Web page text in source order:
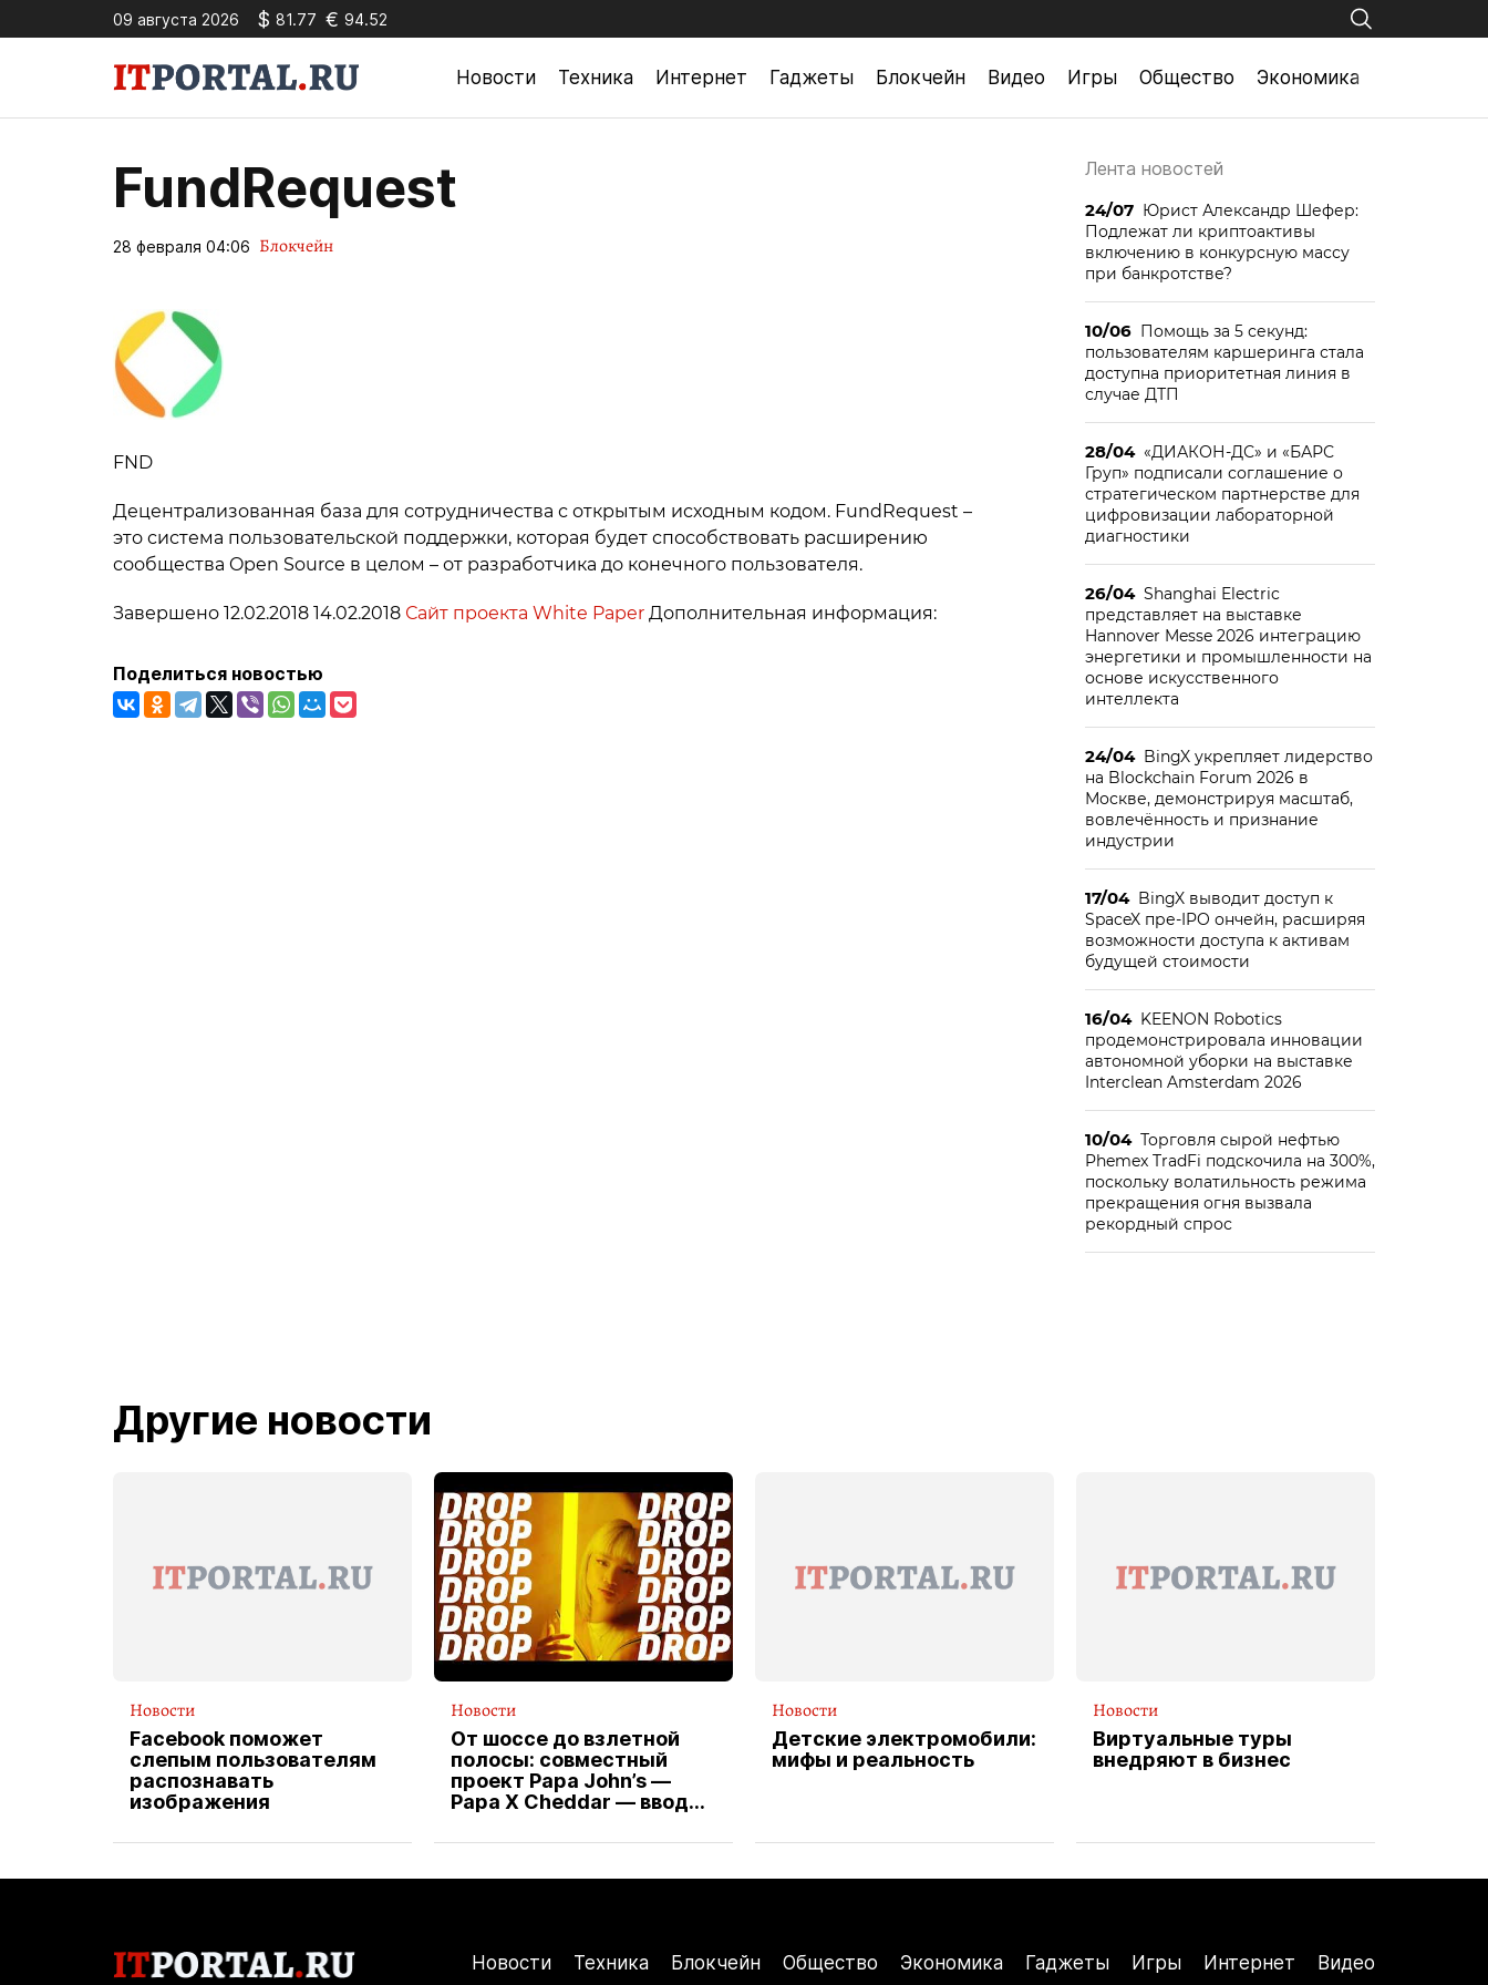
09 августа 2026 $ 81.77 € 94.52
Новости Техника Интернет Гаджеты Блокчейн Видео Игры Общество Экономика
FundRequest
28 февраля 04:06 Блокчейн
FND
Децентрализованная база для сотрудничества с открытым исходным кодом. FundRequest –
это система пользовательской поддержки, которая будет способствовать расширению
сообщества Open Source в целом – от разработчика до конечного пользователя.
Завершено 12.02.2018 14.02.2018 Сайт проекта White Paper Дополнительная информация:
Поделиться новостью
Лента новостей
24/07 Юрист Александр Шефер:
Подлежат ли криптоактивы
включению в конкурсную массу
при банкротстве?
10/06 Помощь за 5 секунд:
пользователям каршеринга стала
доступна приоритетная линия в
случае ДТП
28/04 «ДИАКОН-ДС» и «БАРС
Груп» подписали соглашение о
стратегическом партнерстве для
цифровизации лабораторной
диагностики
26/04 Shanghai Electric
представляет на выставке
Hannover Messe 2026 интеграцию
энергетики и промышленности на
основе искусственного
интеллекта
24/04 BingX укрепляет лидерство
на Blockchain Forum 2026 в
Москве, демонстрируя масштаб,
вовлечённость и признание
индустрии
17/04 BingX выводит доступ к
SpaceX пре-IPO ончейн, расширяя
возможности доступа к активам
будущей стоимости
16/04 KEENON Robotics
продемонстрировала инновации
автономной уборки на выставке
Interclean Amsterdam 2026
10/04 Торговля сырой нефтью
Phemex TradFi подскочила на 300%,
поскольку волатильность режима
прекращения огня вызвала
рекордный спрос
Другие новости
Новости
Facebook поможет
слепым пользователям
распознавать
изображения
Новости
От шоссе до взлетной
полосы: совместный
проект Papa John’s —
Papa X Cheddar — вводит
водителя службы
Новости
Детские электромобили:
мифы и реальность
Новости
Виртуальные туры
внедряют в бизнес
Новости Техника Блокчейн Общество Экономика Гаджеты Игры Интернет Видео